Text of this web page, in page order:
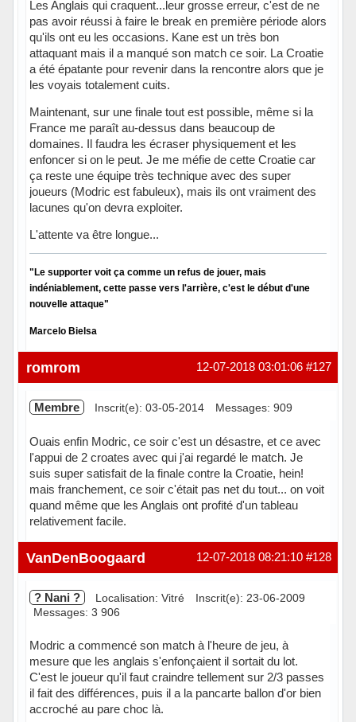
Les Anglais qui craquent...leur grosse erreur, c'est de ne
pas avoir réussi à faire le break en première période alors
qu'ils ont eu les occasions. Kane est un très bon
attaquant mais il a manqué son match ce soir. La Croatie
a été épatante pour revenir dans la rencontre alors que je
les voyais totalement cuits.
Maintenant, sur une finale tout est possible, même si la
France me paraît au-dessus dans beaucoup de
domaines. Il faudra les écraser physiquement et les
enfoncer si on le peut. Je me méfie de cette Croatie car
ça reste une équipe très technique avec des super
joueurs (Modric est fabuleux), mais ils ont vraiment des
lacunes qu'on devra exploiter.
L'attente va être longue...
"Le supporter voit ça comme un refus de jouer, mais
indéniablement, cette passe vers l'arrière, c'est le début d'une
nouvelle attaque"
Marcelo Bielsa
Hors ligne #127
12-07-2018 03:01:06
romrom
Membre Inscrit(e): 03-05-2014 Messages: 909
Ouais enfin Modric, ce soir c'est un désastre, et ce avec
l'appui de 2 croates avec qui j'ai regardé le match. Je
suis super satisfait de la finale contre la Croatie, hein!
mais franchement, ce soir c'était pas net du tout... on voit
quand même que les Anglais ont profité d'un tableau
relativement facile.
Hors ligne #128
12-07-2018 08:21:10
VanDenBoogaard
? Nani ? Localisation: Vitré
Inscrit(e): 23-06-2009
Messages: 3 906
Modric a commencé son match à l'heure de jeu, à
mesure que les anglais s'enfonçaient il sortait du lot.
C'est le joueur qu'il faut craindre tellement sur 2/3 passes
il fait des différences, puis il a la pancarte ballon d'or bien
accroché au pare choc là.